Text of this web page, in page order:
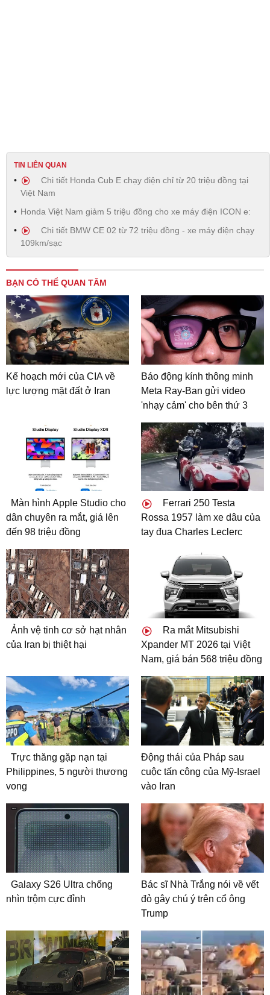
TIN LIÊN QUAN
Chi tiết Honda Cub E chạy điện chỉ từ 20 triệu đồng tại
Việt Nam
Honda Việt Nam giảm 5 triệu đồng cho xe máy điện ICON e:
Chi tiết BMW CE 02 từ 72 triệu đồng - xe máy điện chạy
109km/sạc
BẠN CÓ THỂ QUAN TÂM
Kế hoạch mới của CIA về
lực lượng mặt đất ở Iran
Báo động kính thông minh
Meta Ray-Ban gửi video
'nhạy cảm' cho bên thứ 3
Màn hình Apple Studio cho
dân chuyên ra mắt, giá lên
đến 98 triệu đồng
Ferrari 250 Testa
Rossa 1957 làm xe dâu của
tay đua Charles Leclerc
Ảnh vệ tinh cơ sở hạt nhân
của Iran bị thiệt hại
Ra mắt Mitsubishi
Xpander MT 2026 tại Việt
Nam, giá bán 568 triệu đồng
Trực thăng gặp nạn tại
Philippines, 5 người thương
vong
Động thái của Pháp sau
cuộc tấn công của Mỹ-Israel
vào Iran
Galaxy S26 Ultra chống
nhìn trộm cực đỉnh
Bác sĩ Nhà Trắng nói về vết
đỏ gây chú ý trên cổ ông
Trump